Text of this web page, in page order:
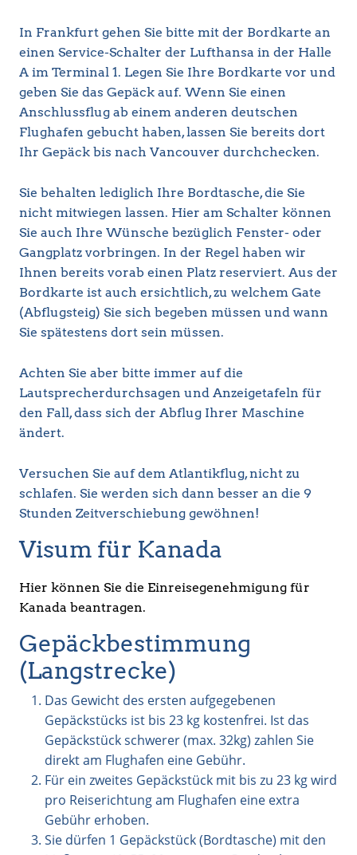
In Frankfurt gehen Sie bitte mit der Bordkarte an
einen Service-Schalter der Lufthansa in der Halle
A im Terminal 1. Legen Sie Ihre Bordkarte vor und
geben Sie das Gepäck auf. Wenn Sie einen
Anschlussflug ab einem anderen deutschen
Flughafen gebucht haben, lassen Sie bereits dort
Ihr Gepäck bis nach Vancouver durchchecken.
Sie behalten lediglich Ihre Bordtasche, die Sie
nicht mitwiegen lassen. Hier am Schalter können
Sie auch Ihre Wünsche bezüglich Fenster- oder
Gangplatz vorbringen. In der Regel haben wir
Ihnen bereits vorab einen Platz reserviert. Aus der
Bordkarte ist auch ersichtlich, zu welchem Gate
(Abflugsteig) Sie sich begeben müssen und wann
Sie spätestens dort sein müssen.
Achten Sie aber bitte immer auf die
Lautsprecherdurchsagen und Anzeigetafeln für
den Fall, dass sich der Abflug Ihrer Maschine
ändert.
Versuchen Sie auf dem Atlantikflug, nicht zu
schlafen. Sie werden sich dann besser an die 9
Stunden Zeitverschiebung gewöhnen!
Visum für Kanada
Hier können Sie die Einreisegenehmigung für
Kanada beantragen.
Gepäckbestimmung
(Langstrecke)
Das Gewicht des ersten aufgegebenen
Gepäckstücks ist bis 23 kg kostenfrei. Ist das
Gepäckstück schwerer (max. 32kg) zahlen Sie
direkt am Flughafen eine Gebühr.
Für ein zweites Gepäckstück mit bis zu 23 kg wird
pro Reiserichtung am Flughafen eine extra
Gebühr erhoben.
Sie dürfen 1 Gepäckstück (Bordtasche) mit den